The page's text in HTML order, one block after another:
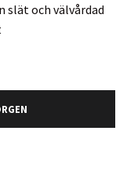
slät och välvårdad